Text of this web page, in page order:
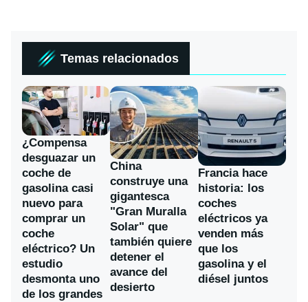
Temas relacionados
¿Compensa
desguazar un
coche de
gasolina casi
nuevo para
comprar un
coche
eléctrico? Un
estudio
desmonta uno
de los grandes
China
construye una
gigantesca
"Gran Muralla
Solar" que
también quiere
detener el
avance del
desierto
Francia hace
historia: los
coches
eléctricos ya
venden más
que los
gasolina y el
diésel juntos